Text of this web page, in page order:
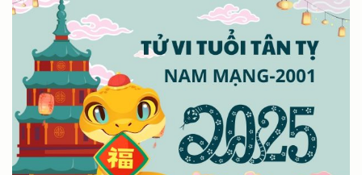
năm nay sẽ mang đến cả thách thức lẫn cơ hội để
khẳng định năng lực, bản lĩnh của nữ Canh Thìn. Từ
công việc, tài chính cho đến tình duyên và gia đạo,
mọi khía cạnh đều có những biến động đáng chú ý,...